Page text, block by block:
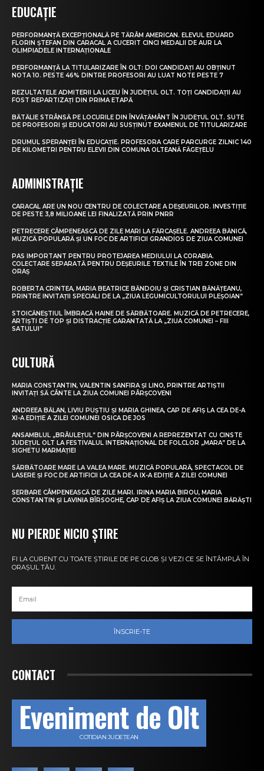
EDUCAȚIE
PERFORMANȚĂ EXCEPȚIONALĂ PE TĂRÂM AMERICAN. ELEVUL EDUARD
FLORIN ȘTEFAN DIN CARACAL A CUCERIT CINCI MEDALII DE AUR LA
OLIMPIADELE INTERNAȚIONALE
PERFORMANȚĂ LA TITULARIZARE ÎN OLT: DOI CANDIDAȚI AU OBȚINUT
NOTA 10. PESTE 46% DINTRE PROFESORI AU LUAT NOTE PESTE 7
REZULTATELE ADMITERII LA LICEU ÎN JUDEȚUL OLT. TOȚI CANDIDAȚII AU
FOST REPARTIZAȚI DIN PRIMA ETAPĂ
BĂTĂLIE STRÂNSĂ PE LOCURILE DIN ÎNVĂȚĂMÂNT ÎN JUDEȚUL OLT. SUTE
DE PROFESORI ȘI EDUCATORI AU SUSȚINUT EXAMENUL DE TITULARIZARE
DRUMUL SPERANȚEI ÎN EDUCAȚIE. PROFESORA CARE PARCURGE ZILNIC 140
DE KILOMETRI PENTRU ELEVII DIN COMUNA OLTEANĂ FĂGEȚELU
ADMINISTRAȚIE
CARACAL ARE UN NOU CENTRU DE COLECTARE A DEȘEURILOR. INVESTIȚIE
DE PESTE 3,8 MILIOANE LEI FINALIZATĂ PRIN PNRR
PETRECERE CÂMPENEASCĂ DE ZILE MARI LA FĂRCAȘELE. ANDREEA BĂNICĂ,
MUZICĂ POPULARĂ ȘI UN FOC DE ARTIFICII GRANDIOS DE ZIUA COMUNEI
PAS IMPORTANT PENTRU PROTEJAREA MEDIULUI LA CORABIA.
COLECTARE SEPARATĂ PENTRU DEȘEURILE TEXTILE ÎN TREI ZONE DIN
ORAȘ
ROBERTA CRINTEA, MARIA BEATRICE BĂNDOIU ȘI CRISTIAN BĂNĂȚEANU,
PRINTRE INVITAȚII SPECIALI DE LA „ZIUA LEGUMICULTORULUI PLEȘOIAN”
STOICĂNEȘTIUL ÎMBRACĂ HAINE DE SĂRBĂTOARE. MUZICĂ DE PETRECERE,
ARTIȘTI DE TOP ȘI DISTRACȚIE GARANTATĂ LA „ZIUA COMUNEI – FIII
SATULUI”
CULTURĂ
MARIA CONSTANTIN, VALENTIN SANFIRA ȘI LINO, PRINTRE ARTIȘTII
INVITAȚI SĂ CÂNTE LA ZIUA COMUNEI PÂRȘCOVENI
ANDREEA BĂLAN, LIVIU PUȘTIU ȘI MARIA GHINEA, CAP DE AFIȘ LA CEA DE-A
XI-A EDIȚIE A ZILEI COMUNEI OSICA DE JOS
ANSAMBLUL „BRÂULEȚUL” DIN PÂRȘCOVENI A REPREZENTAT CU CINSTE
JUDEȚUL OLT LA FESTIVALUL INTERNAȚIONAL DE FOLCLOR „MARA” DE LA
SIGHETU MARMAȚIEI
SĂRBĂTOARE MARE LA VALEA MARE. MUZICĂ POPULARĂ, SPECTACOL DE
LASERE ȘI FOC DE ARTIFICII LA CEA DE-A IX-A EDIȚIE A ZILEI COMUNEI
SERBARE CÂMPENEASCĂ DE ZILE MARI. IRINA MARIA BIROU, MARIA
CONSTANTIN ȘI LAVINIA BÎRSOGHE, CAP DE AFIȘ LA ZIUA COMUNEI BĂRĂȘTI
NU PIERDE NICIO ȘTIRE
FI LA CURENT CU TOATE ȘTIRILE DE PE GLOB ȘI VEZI CE SE ÎNTÂMPLĂ ÎN
ORAȘUL TĂU.
ÎNSCRIE-TE
CONTACT
Eveniment de Olt
COTIDIAN JUDEȚEAN